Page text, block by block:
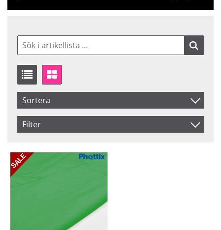
Sortera
Artikelkod
Benämning
Filter
I lager